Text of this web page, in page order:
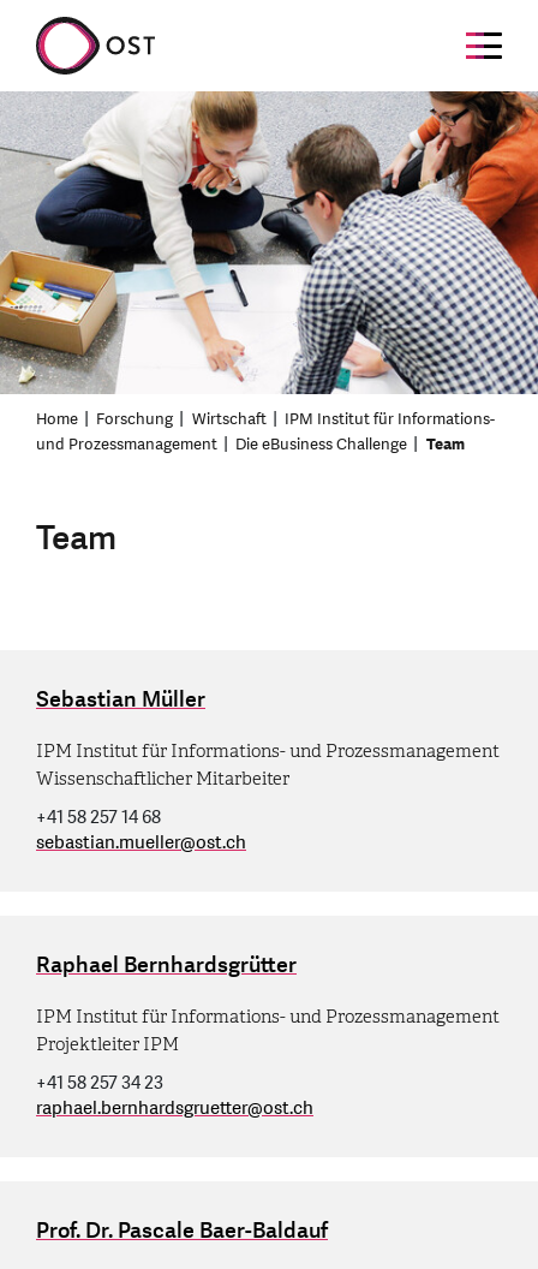
Home Forschung Wirtschaft
IPM Institut für Informations-
und Prozessmanagement
Die eBusiness Challenge Team
Team
Sebastian Müller
IPM Institut für Informations- und Prozessmanagement
Wissenschaftlicher Mitarbeiter
+41 58 257 14 68
sebastian.mueller@ost.ch
Raphael Bernhardsgrütter
IPM Institut für Informations- und Prozessmanagement
Projektleiter IPM
+41 58 257 34 23
raphael.bernhardsgruetter@ost.ch
Prof. Dr. Pascale Baer-Baldauf